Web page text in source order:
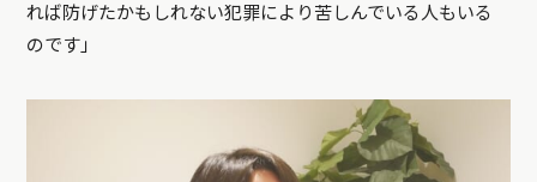
れば防げたかもしれない犯罪により苦しんでいる人もいる
のです」